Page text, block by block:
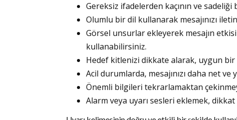
Gereksiz ifadelerden kaçının ve sadeliği
Olumlu bir dil kullanarak mesajınızı
Görsel unsurlar ekleyerek mesajın
kullanabilirsiniz.
Hedef kitlenizi dikkate alarak, uygun bir
Acil durumlarda, mesajınızı daha net ve
Önemli bilgileri tekrarlamaktan
Alarm veya uyarı sesleri eklemek,